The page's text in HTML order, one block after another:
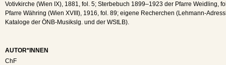
Votivkirche (Wien IX), 1881, fol. 5; Sterbebuch 1899–1923 der Pfarre Weidling,
Pfarre Währing (Wien XVIII), 1916, fol. 89; eigene Recherchen (Lehmann-
Kataloge der ÖNB-Musikslg. und der WStLB).
AUTOR*INNEN
ChF